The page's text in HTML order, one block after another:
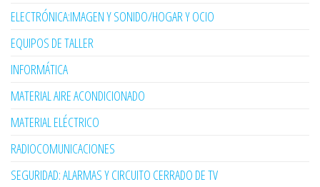
ELECTRÓNICA:IMAGEN Y SONIDO/HOGAR Y OCIO
EQUIPOS DE TALLER
INFORMÁTICA
MATERIAL AIRE ACONDICIONADO
MATERIAL ELÉCTRICO
RADIOCOMUNICACIONES
SEGURIDAD: ALARMAS Y CIRCUITO CERRADO DE TV